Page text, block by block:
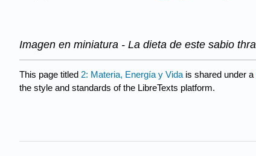
Imagen en miniatura - La dieta de este sabio
This page titled 2: Materia, Energía y Vida is shared under a
the style and standards of the LibreTexts platform.